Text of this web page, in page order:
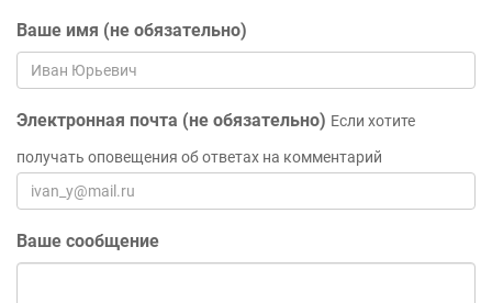
Ваше имя (не обязательно)
Электронная почта (не обязательно) Если хотите
получать оповещения об ответах на комментарий
Ваше сообщение